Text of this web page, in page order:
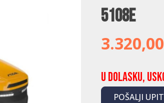
5108e
3.320,00
U dolasku,
POŠALJI UPIT